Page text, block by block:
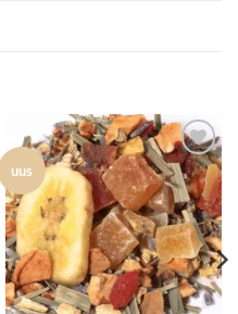
uus
Lisa
lemmikuks